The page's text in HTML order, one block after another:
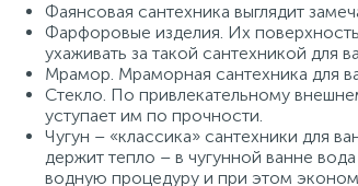
Фаянсовая сантехника выглядит
Фарфоровые изделия. Их поверхность
ухаживать за такой сантехникой для
Мрамор. Мраморная сантехника для
Стекло. По привлекательному
уступает им по прочности.
Чугун – «классика» сантехники для
держит тепло – в чугунной ванне
водную процедуру и при этом